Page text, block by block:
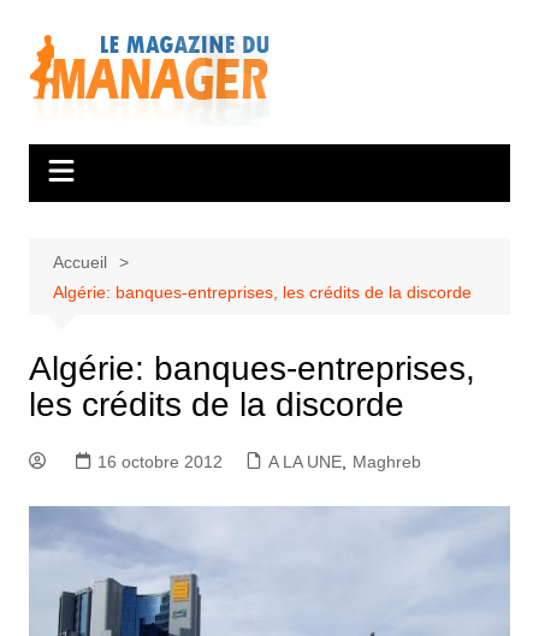
contenu
Accueil
Algérie: banques-entreprises, les crédits de la discorde
Algérie: banques-entreprises,
les crédits de la discorde
16 octobre 2012 A LA UNE, Maghreb